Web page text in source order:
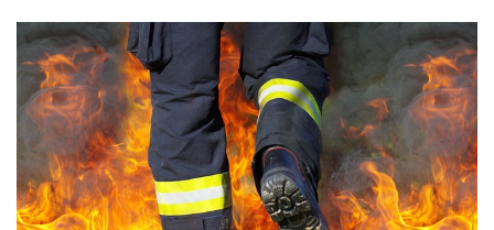
Navigation dans les images